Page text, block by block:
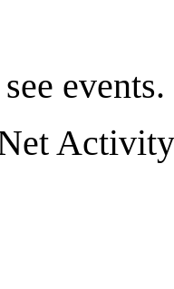
events.
Activity